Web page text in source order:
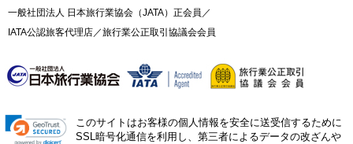
一般社団法人 日本旅行業協会（JATA）正会員／
IATA公認旅客代理店／旅行業公正取引協議会会員
このサイトはお客様の個人情報を安全に送受信するために
SSL暗号化通信を利用し、第三者によるデータの改ざんや